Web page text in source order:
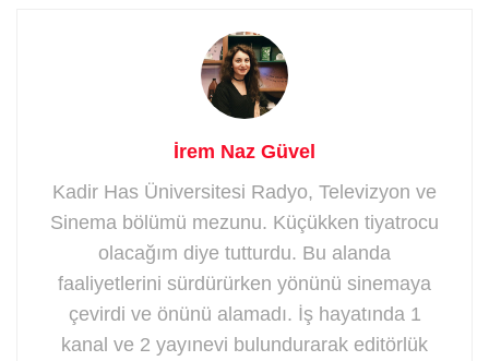
İrem Naz Güvel
Kadir Has Üniversitesi Radyo, Televizyon ve
Sinema bölümü mezunu. Küçükken tiyatrocu
olacağım diye tutturdu. Bu alanda
faaliyetlerini sürdürürken yönünü sinemaya
çevirdi ve önünü alamadı. İş hayatında 1
kanal ve 2 yayınevi bulundurarak editörlük